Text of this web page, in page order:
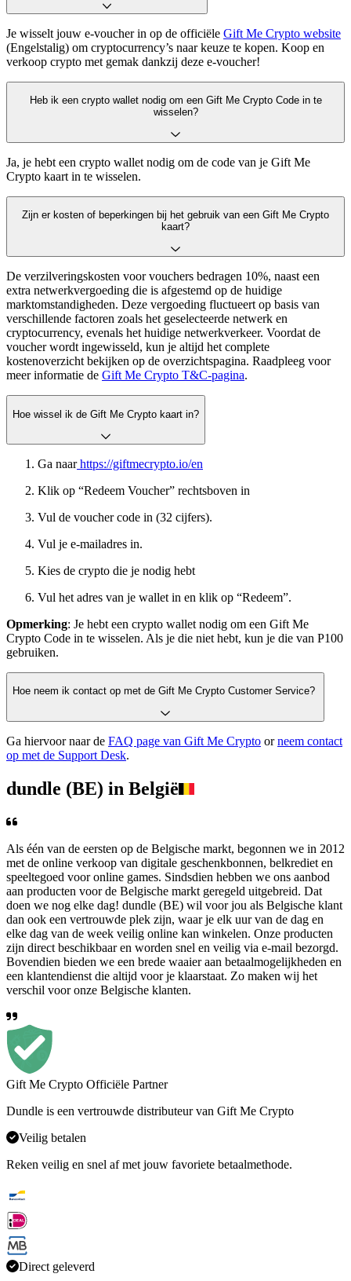
Je wisselt jouw e-voucher in op de officiële Gift Me Crypto website
(Engelstalig) om cryptocurrency’s naar keuze te kopen. Koop en
verkoop crypto met gemak dankzij deze e-voucher!
Heb ik een crypto wallet nodig om een Gift Me Crypto Code in te
wisselen?
Ja, je hebt een crypto wallet nodig om de code van je Gift Me
Crypto kaart in te wisselen.
Zijn er kosten of beperkingen bij het gebruik van een Gift Me Crypto
kaart?
De verzilveringskosten voor vouchers bedragen 10%, naast een
extra netwerkvergoeding die is afgestemd op de huidige
marktomstandigheden. Deze vergoeding fluctueert op basis van
verschillende factoren zoals het geselecteerde netwerk en
cryptocurrency, evenals het huidige netwerkverkeer. Voordat de
voucher wordt ingewisseld, kun je altijd het complete
kostenoverzicht bekijken op de overzichtspagina. Raadpleeg voor
meer informatie de Gift Me Crypto T&C-pagina.
Hoe wissel ik de Gift Me Crypto kaart in?
Ga naar https://giftmecrypto.io/en
Klik op “Redeem Voucher” rechtsboven in
Vul de voucher code in (32 cijfers).
Vul je e-mailadres in.
Kies de crypto die je nodig hebt
Vul het adres van je wallet in en klik op “Redeem”.
Opmerking: Je hebt een crypto wallet nodig om een Gift Me
Crypto Code in te wisselen. Als je die niet hebt, kun je die van P100
gebruiken.
Hoe neem ik contact op met de Gift Me Crypto Customer Service?
Ga hiervoor naar de FAQ page van Gift Me Crypto orneem contact
op met de Support Desk.
dundle (BE) in België
Als één van de eersten op de Belgische markt, begonnen we in 2012
met de online verkoop van digitale geschenkbonnen, belkrediet en
speeltegoed voor online games. Sindsdien hebben we ons aanbod
aan producten voor de Belgische markt geregeld uitgebreid. Dat
doen we nog elke dag! dundle (BE) wil voor jou als Belgische klant
dan ook een vertrouwde plek zijn, waar je elk uur van de dag en
elke dag van de week veilig online kan winkelen. Onze producten
zijn direct beschikbaar en worden snel en veilig via e-mail bezorgd.
Bovendien bieden we een brede waaier aan betaalmogelijkheden en
een klantendienst die altijd voor je klaarstaat. Zo maken wij het
verschil voor onze Belgische klanten.
Gift Me Crypto Officiële Partner
Dundle is een vertrouwde distributeur van Gift Me Crypto
Veilig betalen
Reken veilig en snel af met jouw favoriete betaalmethode.
Direct geleverd